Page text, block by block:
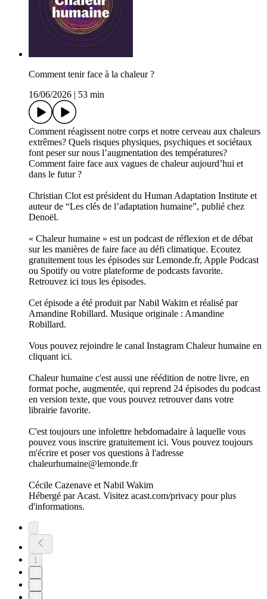
Comment tenir face à la chaleur ?
16/06/2026 | 53 min
Comment réagissent notre corps et notre cerveau aux chaleurs
extrêmes? Quels risques physiques, psychiques et sociétaux
font peser sur nous l’augmentation des températures?
Comment faire face aux vagues de chaleur aujourd’hui et
dans le futur ?
Christian Clot est président du Human Adaptation Institute et
auteur de “Les clés de l’adaptation humaine”, publié chez
Denoël.
« Chaleur humaine » est un podcast de réflexion et de débat
sur les manières de faire face au défi climatique. Ecoutez
gratuitement tous les épisodes sur Lemonde.fr, Apple Podcast
ou Spotify ou votre plateforme de podcasts favorite.
Retrouvez ici tous les épisodes.
Cet épisode a été produit par Nabil Wakim et réalisé par
Amandine Robillard. Musique originale : Amandine
Robillard.
Vous pouvez rejoindre le canal Instagram Chaleur humaine en
cliquant ici.
Chaleur humaine c'est aussi une réédition de notre livre, en
format poche, augmentée, qui reprend 24 épisodes du podcast
en version texte, que vous pouvez retrouver dans votre
librairie favorite.
C'est toujours une infolettre hebdomadaire à laquelle vous
pouvez vous inscrire gratuitement ici. Vous pouvez toujours
m'écrire et poser vos questions à l'adresse
chaleurhumaine@lemonde.fr
Cécile Cazenave et Nabil Wakim
Hébergé par Acast. Visitez acast.com/privacy pour plus
d'informations.
1